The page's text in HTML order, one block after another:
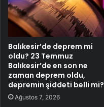
Balıkesir’de deprem mi
oldu? 23 Temmuz
Balıkesir’de en son ne
zaman deprem oldu,
depremin şiddeti belli mi?
Ağustos 7, 2026